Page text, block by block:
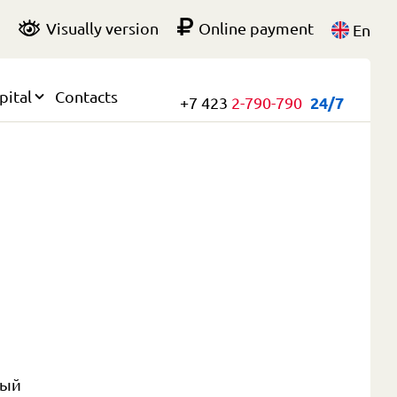
Visually version Online payment En
Contacts +7 423 2-790-790 24/7